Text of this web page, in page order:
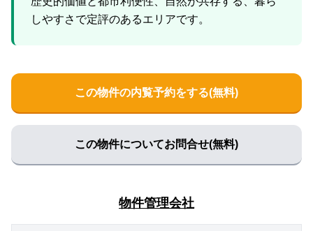
この物件の内覧予約をする(無料)
この物件についてお問合せ(無料)
物件管理会社